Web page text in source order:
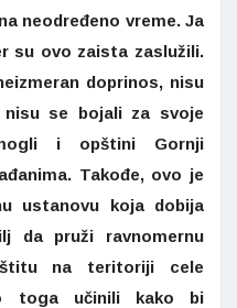
neodređeno vreme. Ja
su ovo zaista zaslužili.
doprinos, nisu
se bojali za svoje
i opštini Gornji
Takođe, ovo je
ustanovu koja dobija
da pruži ravnomernu
na teritoriji cele
toga učinili kako bi